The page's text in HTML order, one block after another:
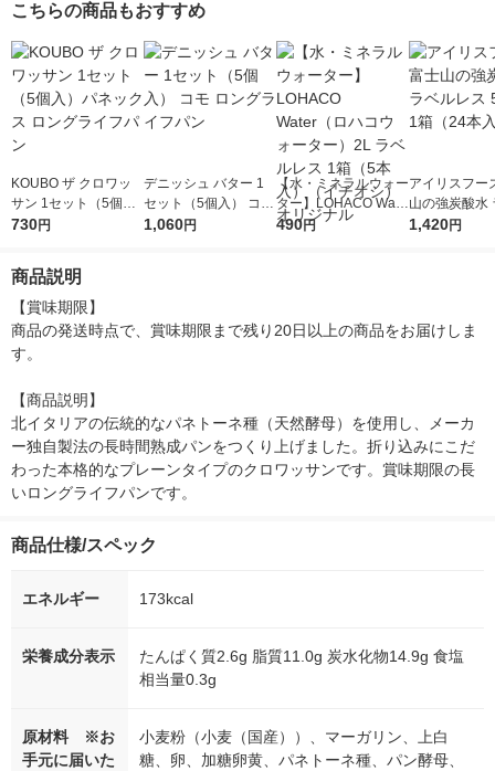
こちらの商品もおすすめ
KOUBO ザ クロワッ
サン 1セット（5個
入）パネックス ロン
730円
デニッシュ バター 1
セット（5個入） コモ
ロングライフパン
1,060円
【水・ミネラルウォー
ター】LOHACO Wate
r（ロハコウォータ
490円
アイリスフー
山の強炭酸水
レス 500ml 1
1,420円
商品説明
【賞味期限】
商品の発送時点で、賞味期限まで残り20日以上の商品をお届けしま
す。
【商品説明】
北イタリアの伝統的なパネトーネ種（天然酵母）を使用し、メーカ
ー独自製法の長時間熟成パンをつくり上げました。折り込みにこだ
わった本格的なプレーンタイプのクロワッサンです。賞味期限の長
いロングライフパンです。
商品仕様/スペック
エネルギー 173kcal
栄養成分表示
たんぱく質2.6g 脂質11.0g 炭水化物14.9g 食塩
相当量0.3g
原材料 ※お
手元に届いた
小麦粉（小麦（国産））、マーガリン、上白
糖、卵、加糖卵黄、パネトーネ種、パン酵母、